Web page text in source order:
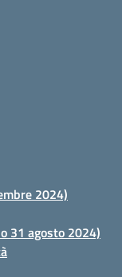
2024)
31 agosto 2024)